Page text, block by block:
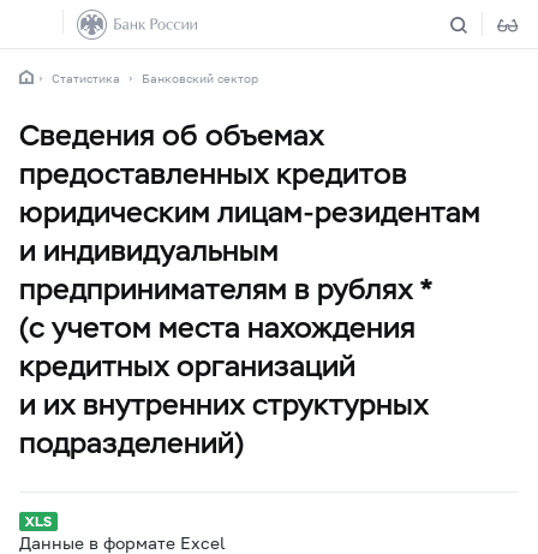
Статистика Банковский сектор
Сведения об объемах
предоставленных кредитов
юридическим лицам-резидентам
и индивидуальным
предпринимателям в рублях *
(с учетом места нахождения
кредитных организаций
и их внутренних структурных
подразделений)
Данные в формате Excel